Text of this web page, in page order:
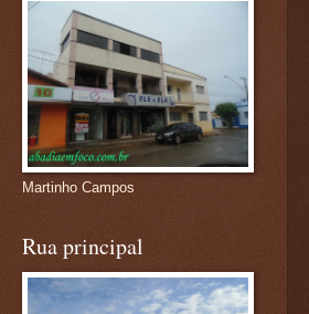
Martinho Campos
Rua principal